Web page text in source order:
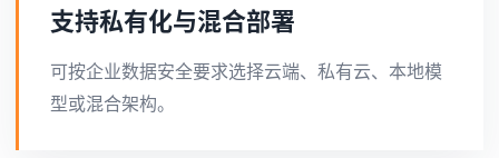
支持私有化与混合部署
可按企业数据安全要求选择云端、私有云、本地模
型或混合架构。